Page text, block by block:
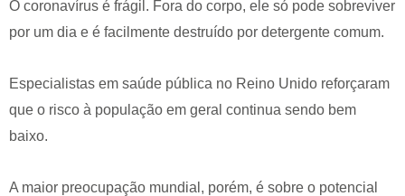
O coronavírus é frágil. Fora do corpo, ele só pode sobreviver
por um dia e é facilmente destruído por detergente comum.
Especialistas em saúde pública no Reino Unido reforçaram
que o risco à população em geral continua sendo bem
baixo.
A maior preocupação mundial, porém, é sobre o potencial